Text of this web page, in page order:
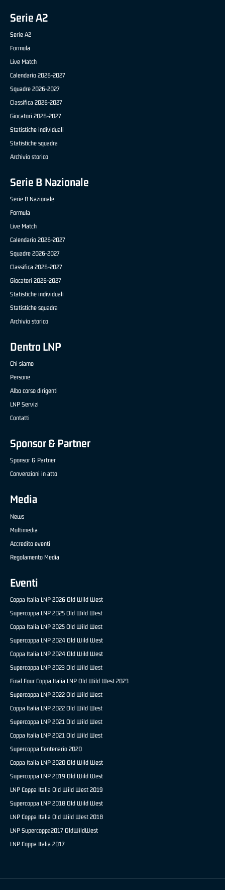
Serie A2
Serie A2
Formula
Live Match
Calendario 2026-2027
Squadre 2026-2027
Classifica 2026-2027
Giocatori 2026-2027
Statistiche individuali
Statistiche squadra
Archivio storico
Serie B Nazionale
Serie B Nazionale
Formula
Live Match
Calendario 2026-2027
Squadre 2026-2027
Classifica 2026-2027
Giocatori 2026-2027
Statistiche individuali
Statistiche squadra
Archivio storico
Dentro LNP
Chi siamo
Persone
Albo corso dirigenti
LNP Servizi
Contatti
Sponsor & Partner
Sponsor & Partner
Convenzioni in atto
Media
News
Multimedia
Accredito eventi
Regolamento Media
Eventi
Coppa Italia LNP 2026 Old Wild West
Supercoppa LNP 2025 Old Wild West
Coppa Italia LNP 2025 Old Wild West
Supercoppa LNP 2024 Old Wild West
Coppa Italia LNP 2024 Old Wild West
Supercoppa LNP 2023 Old Wild West
Final Four Coppa Italia LNP Old Wild West 2023
Supercoppa LNP 2022 Old Wild West
Coppa Italia LNP 2022 Old Wild West
Supercoppa LNP 2021 Old Wild West
Coppa Italia LNP 2021 Old Wild West
Supercoppa Centenario 2020
Coppa Italia LNP 2020 Old Wild West
Supercoppa LNP 2019 Old Wild West
LNP Coppa Italia Old Wild West 2019
Supercoppa LNP 2018 Old Wild West
LNP Coppa Italia Old Wild West 2018
LNP Supercoppa2017 OldWildWest
LNP Coppa Italia 2017